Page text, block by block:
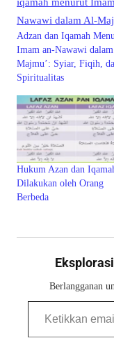
Adzan dan Iqamah
Imam an-Nawawi
Majmu’: Syiar, Fiqih,
Spiritualitas
Hukum Azan dan
Dilakukan oleh Orang
Berbeda
Berlangganan
Ketikkan email Anda...